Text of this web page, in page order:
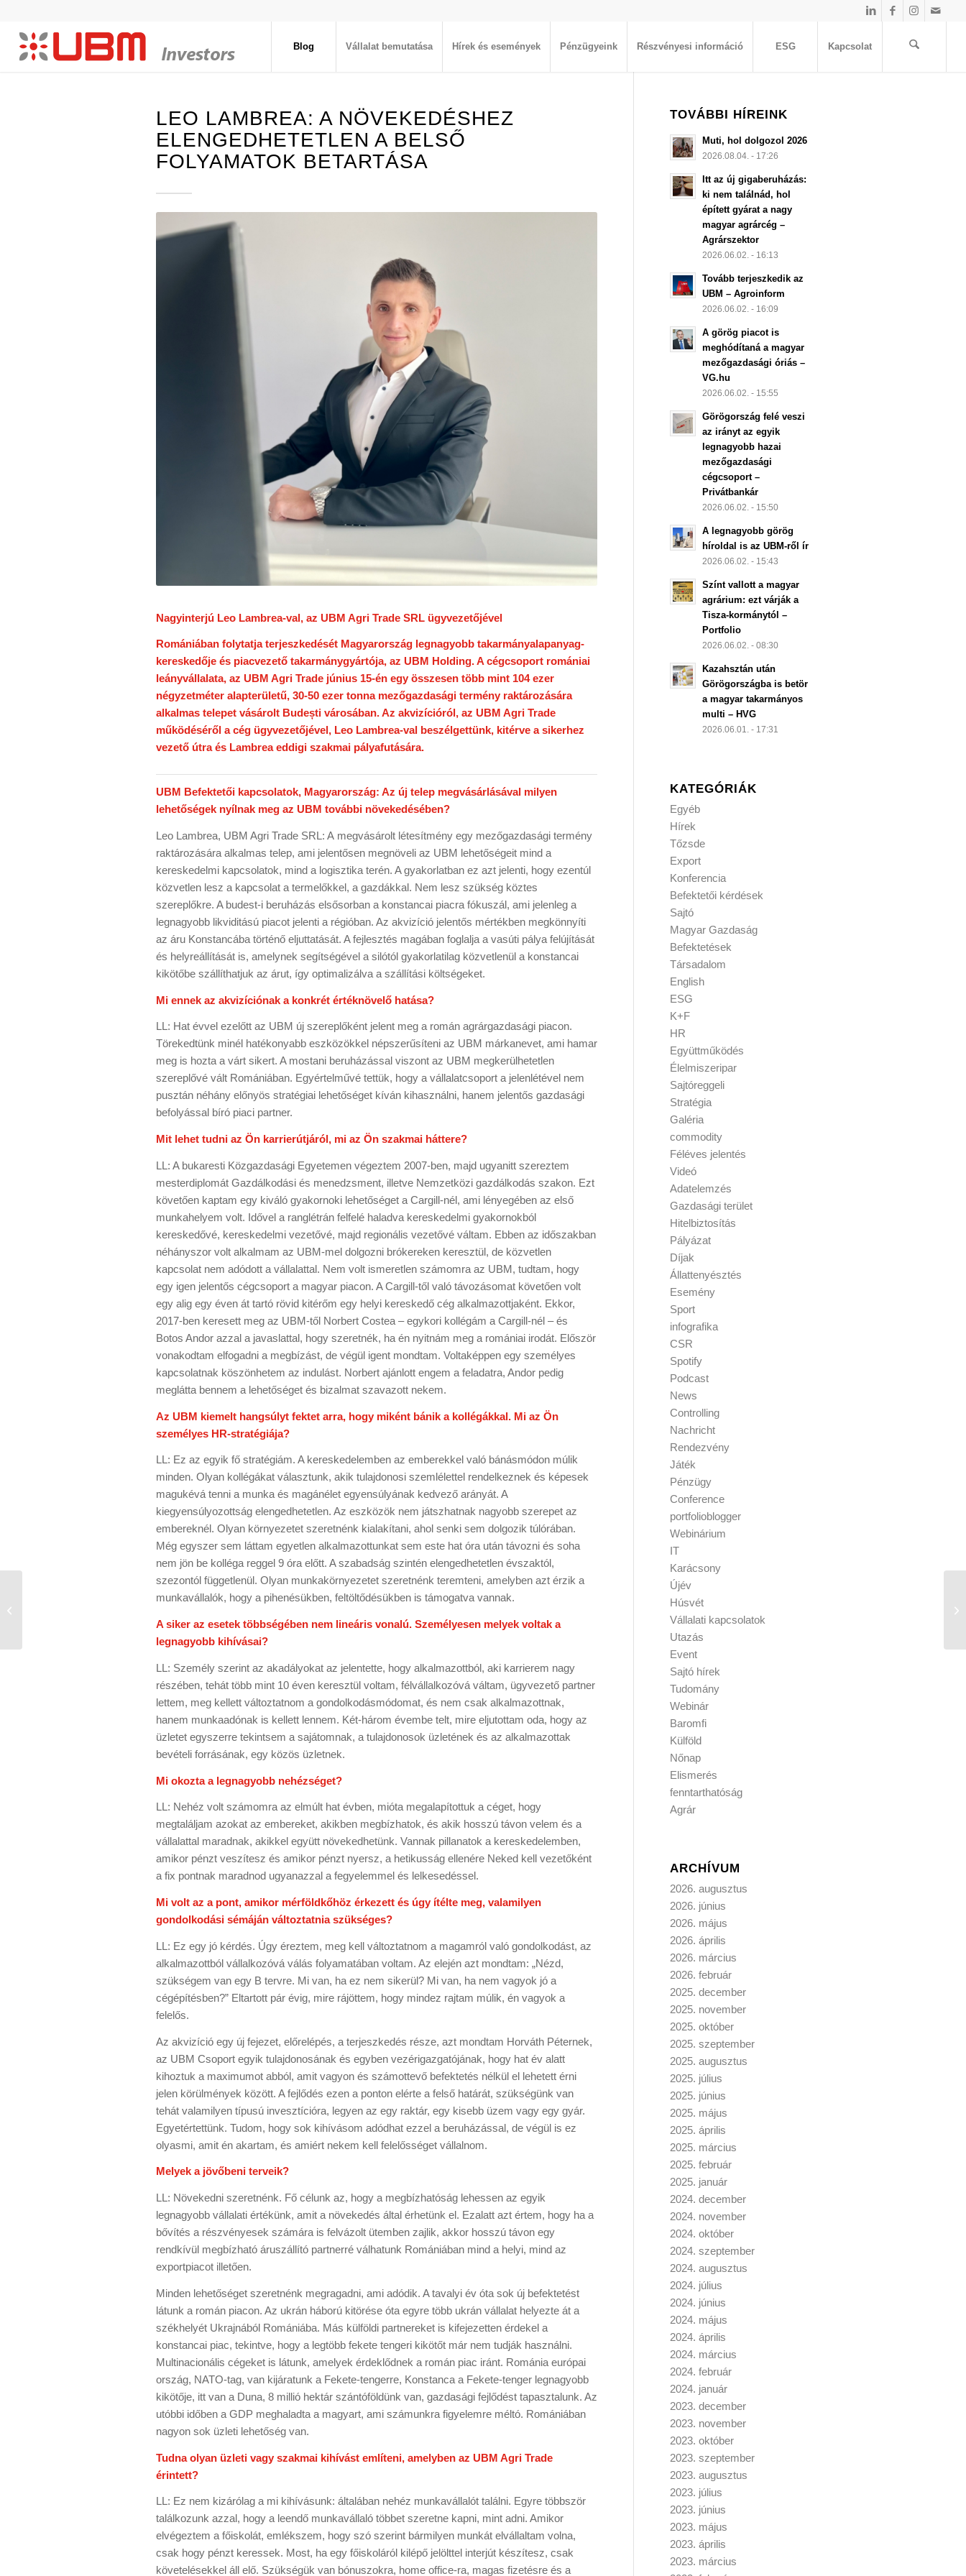
Blog Vállalat bemutatása Hírek és események Pénzügyeink Részvényesi információ ESG Kapcsolat
LEO LAMBREA: A NÖVEKEDÉSHEZ
ELENGEDHETETLEN A BELSŐ
FOLYAMATOK BETARTÁSA
Nagyinterjú Leo Lambrea-val, az UBM Agri Trade SRL ügyvezetőjével
Romániában folytatja terjeszkedését Magyarország legnagyobb takarmányalapanyag-
kereskedője és piacvezető takarmánygyártója, az UBM Holding. A cégcsoport romániai
leányvállalata, az UBM Agri Trade június 15-én egy összesen több mint 104 ezer
négyzetméter alapterületű, 30-50 ezer tonna mezőgazdasági termény raktározására
alkalmas telepet vásárolt Budești városában. Az akvizícióról, az UBM Agri Trade
működéséről a cég ügyvezetőjével, Leo Lambrea-val beszélgettünk, kitérve a sikerhez
vezető útra és Lambrea eddigi szakmai pályafutására.
UBM Befektetői kapcsolatok, Magyarország: Az új telep megvásárlásával milyen
lehetőségek nyílnak meg az UBM további növekedésében?
Leo Lambrea, UBM Agri Trade SRL: A megvásárolt létesítmény egy mezőgazdasági termény
raktározására alkalmas telep, ami jelentősen megnöveli az UBM lehetőségeit mind a
kereskedelmi kapcsolatok, mind a logisztika terén. A gyakorlatban ez azt jelenti, hogy ezentúl
közvetlen lesz a kapcsolat a termelőkkel, a gazdákkal. Nem lesz szükség köztes
szereplőkre. A budest-i beruházás elsősorban a konstancai piacra fókuszál, ami jelenleg a
legnagyobb likviditású piacot jelenti a régióban. Az akvizíció jelentős mértékben megkönnyíti
az áru Konstancába történő eljuttatását. A fejlesztés magában foglalja a vasúti pálya felújítását
és helyreállítását is, amelynek segítségével a silótól gyakorlatilag közvetlenül a konstancai
kikötőbe szállíthatjuk az árut, így optimalizálva a szállítási költségeket.
Mi ennek az akvizíciónak a konkrét értéknövelő hatása?
LL: Hat évvel ezelőtt az UBM új szereplőként jelent meg a román agrárgazdasági piacon.
Törekedtünk minél hatékonyabb eszközökkel népszerűsíteni az UBM márkanevet, ami hamar
meg is hozta a várt sikert. A mostani beruházással viszont az UBM megkerülhetetlen
szereplővé vált Romániában. Egyértelművé tettük, hogy a vállalatcsoport a jelenlétével nem
pusztán néhány előnyös stratégiai lehetőséget kíván kihasználni, hanem jelentős gazdasági
befolyással bíró piaci partner.
Mit lehet tudni az Ön karrierútjáról, mi az Ön szakmai háttere?
LL: A bukaresti Közgazdasági Egyetemen végeztem 2007-ben, majd ugyanitt szereztem
mesterdiplomát Gazdálkodási és menedzsment, illetve Nemzetközi gazdálkodás szakon. Ezt
követően kaptam egy kiváló gyakornoki lehetőséget a Cargill-nél, ami lényegében az első
munkahelyem volt. Idővel a ranglétrán felfelé haladva kereskedelmi gyakornokból
kereskedővé, kereskedelmi vezetővé, majd regionális vezetővé váltam. Ebben az időszakban
néhányszor volt alkalmam az UBM-mel dolgozni brókereken keresztül, de közvetlen
kapcsolat nem adódott a vállalattal. Nem volt ismeretlen számomra az UBM, tudtam, hogy
egy igen jelentős cégcsoport a magyar piacon. A Cargill-től való távozásomat követően volt
egy alig egy éven át tartó rövid kitérőm egy helyi kereskedő cég alkalmazottjaként. Ekkor,
2017-ben keresett meg az UBM-től Norbert Costea – egykori kollégám a Cargill-nél – és
Botos Andor azzal a javaslattal, hogy szeretnék, ha én nyitnám meg a romániai irodát. Először
vonakodtam elfogadni a megbízást, de végül igent mondtam. Voltaképpen egy személyes
kapcsolatnak köszönhetem az indulást. Norbert ajánlott engem a feladatra, Andor pedig
meglátta bennem a lehetőséget és bizalmat szavazott nekem.
Az UBM kiemelt hangsúlyt fektet arra, hogy miként bánik a kollégákkal. Mi az Ön
személyes HR-stratégiája?
LL: Ez az egyik fő stratégiám. A kereskedelemben az emberekkel való bánásmódon múlik
minden. Olyan kollégákat választunk, akik tulajdonosi szemlélettel rendelkeznek és képesek
magukévá tenni a munka és magánélet egyensúlyának kedvező arányát. A
kiegyensúlyozottság elengedhetetlen. Az eszközök nem játszhatnak nagyobb szerepet az
embereknél. Olyan környezetet szeretnénk kialakítani, ahol senki sem dolgozik túlórában.
Még egyszer sem láttam egyetlen alkalmazottunkat sem este hat óra után távozni és soha
nem jön be kolléga reggel 9 óra előtt. A szabadság szintén elengedhetetlen évszaktól,
szezontól függetlenül. Olyan munkakörnyezetet szeretnénk teremteni, amelyben azt érzik a
munkavállalók, hogy a pihenésükben, feltöltődésükben is támogatva vannak.
A siker az esetek többségében nem lineáris vonalú. Személyesen melyek voltak a
legnagyobb kihívásai?
LL: Személy szerint az akadályokat az jelentette, hogy alkalmazottból, aki karrierem nagy
részében, tehát több mint 10 éven keresztül voltam, félvállalkozóvá váltam, ügyvezető partner
lettem, meg kellett változtatnom a gondolkodásmódomat, és nem csak alkalmazottnak,
hanem munkaadónak is kellett lennem. Két-három évembe telt, mire eljutottam oda, hogy az
üzletet egyszerre tekintsem a sajátomnak, a tulajdonosok üzletének és az alkalmazottak
bevételi forrásának, egy közös üzletnek.
Mi okozta a legnagyobb nehézséget?
LL: Nehéz volt számomra az elmúlt hat évben, mióta megalapítottuk a céget, hogy
megtaláljam azokat az embereket, akikben megbízhatok, és akik hosszú távon velem és a
vállalattal maradnak, akikkel együtt növekedhetünk. Vannak pillanatok a kereskedelemben,
amikor pénzt veszítesz és amikor pénzt nyersz, a hetikusság ellenére Neked kell vezetőként
a fix pontnak maradnod ugyanazzal a fegyelemmel és lelkesedéssel.
Mi volt az a pont, amikor mérföldkőhöz érkezett és úgy ítélte meg, valamilyen
gondolkodási sémáján változtatnia szükséges?
LL: Ez egy jó kérdés. Úgy éreztem, meg kell változtatnom a magamról való gondolkodást, az
alkalmazottból vállalkozóvá válás folyamatában voltam. Az elején azt mondtam: „Nézd,
szükségem van egy B tervre. Mi van, ha ez nem sikerül? Mi van, ha nem vagyok jó a
cégépítésben?” Eltartott pár évig, mire rájöttem, hogy mindez rajtam múlik, én vagyok a
felelős.
Az akvizíció egy új fejezet, előrelépés, a terjeszkedés része, azt mondtam Horváth Péternek,
az UBM Csoport egyik tulajdonosának és egyben vezérigazgatójának, hogy hat év alatt
kihoztuk a maximumot abból, amit vagyon és számottevő befektetés nélkül el lehetett érni
jelen körülmények között. A fejlődés ezen a ponton elérte a felső határát, szükségünk van
tehát valamilyen típusú invesztícióra, legyen az egy raktár, egy kisebb üzem vagy egy gyár.
Egyetértettünk. Tudom, hogy sok kihívásom adódhat ezzel a beruházással, de végül is ez
olyasmi, amit én akartam, és amiért nekem kell felelősséget vállalnom.
Melyek a jövőbeni terveik?
LL: Növekedni szeretnénk. Fő célunk az, hogy a megbízhatóság lehessen az egyik
legnagyobb vállalati értékünk, amit a növekedés által érhetünk el. Ezalatt azt értem, hogy ha a
bővítés a részvényesek számára is felvázolt ütemben zajlik, akkor hosszú távon egy
rendkívül megbízható áruszállító partnerré válhatunk Romániában mind a helyi, mind az
exportpiacot illetően.
Minden lehetőséget szeretnénk megragadni, ami adódik. A tavalyi év óta sok új befektetést
látunk a román piacon. Az ukrán háború kitörése óta egyre több ukrán vállalat helyezte át a
székhelyét Ukrajnából Romániába. Más külföldi partnereket is kifejezetten érdekel a
konstancai piac, tekintve, hogy a legtöbb fekete tengeri kikötőt már nem tudják használni.
Multinacionális cégeket is látunk, amelyek érdeklődnek a román piac iránt. Románia európai
ország, NATO-tag, van kijáratunk a Fekete-tengerre, Konstanca a Fekete-tenger legnagyobb
kikötője, itt van a Duna, 8 millió hektár szántóföldünk van, gazdasági fejlődést tapasztalunk. Az
utóbbi időben a GDP meghaladta a magyart, ami számunkra figyelemre méltó. Romániában
nagyon sok üzleti lehetőség van.
Tudna olyan üzleti vagy szakmai kihívást említeni, amelyben az UBM Agri Trade
érintett?
LL: Ez nem kizárólag a mi kihívásunk: általában nehéz munkavállalót találni. Egyre többször
találkozunk azzal, hogy a leendő munkavállaló többet szeretne kapni, mint adni. Amikor
elvégeztem a főiskolát, emlékszem, hogy szó szerint bármilyen munkát elvállaltam volna,
csak hogy pénzt keressek. Most, ha egy főiskoláról kilépő jelölttel interjút készítesz, csak
követelésekkel áll elő. Szükségük van bónuszokra, home office-ra, magas fizetésre és a
TOVÁBBI HÍREINK
Muti, hol dolgozol 2026
2026.08.04. - 17:26
Itt az új gigaberuházás:
ki nem találnád, hol
épített gyárat a nagy
magyar agrárcég –
Agrárszektor
2026.06.02. - 16:13
Tovább terjeszkedik az
UBM – Agroinform
2026.06.02. - 16:09
A görög piacot is
meghódítaná a magyar
mezőgazdasági óriás –
VG.hu
2026.06.02. - 15:55
Görögország felé veszi
az irányt az egyik
legnagyobb hazai
mezőgazdasági
cégcsoport –
Privátbankár
2026.06.02. - 15:50
A legnagyobb görög
híroldal is az UBM-ről ír
2026.06.02. - 15:43
Színt vallott a magyar
agrárium: ezt várják a
Tisza-kormánytól –
Portfolio
2026.06.02. - 08:30
Kazahsztán után
Görögországba is betör
a magyar takarmányos
multi – HVG
2026.06.01. - 17:31
KATEGÓRIÁK
Egyéb
Hírek
Tőzsde
Export
Konferencia
Befektetői kérdések
Sajtó
Magyar Gazdaság
Befektetések
Társadalom
English
ESG
K+F
HR
Együttműködés
Élelmiszeripar
Sajtóreggeli
Stratégia
Galéria
commodity
Féléves jelentés
Videó
Adatelemzés
Gazdasági terület
Hitelbiztosítás
Pályázat
Díjak
Állattenyésztés
Esemény
Sport
infografika
CSR
Spotify
Podcast
News
Controlling
Nachricht
Rendezvény
Játék
Pénzügy
Conference
portfolioblogger
Webinárium
IT
Karácsony
Újév
Húsvét
Vállalati kapcsolatok
Utazás
Event
Sajtó hírek
Tudomány
Webinár
Baromfi
Külföld
Nőnap
Elismerés
fenntarthatóság
Agrár
ARCHÍVUM
2026. augusztus
2026. június
2026. május
2026. április
2026. március
2026. február
2025. december
2025. november
2025. október
2025. szeptember
2025. augusztus
2025. július
2025. június
2025. május
2025. április
2025. március
2025. február
2025. január
2024. december
2024. november
2024. október
2024. szeptember
2024. augusztus
2024. július
2024. június
2024. május
2024. április
2024. március
2024. február
2024. január
2023. december
2023. november
2023. október
2023. szeptember
2023. augusztus
2023. július
2023. június
2023. május
2023. április
2023. március